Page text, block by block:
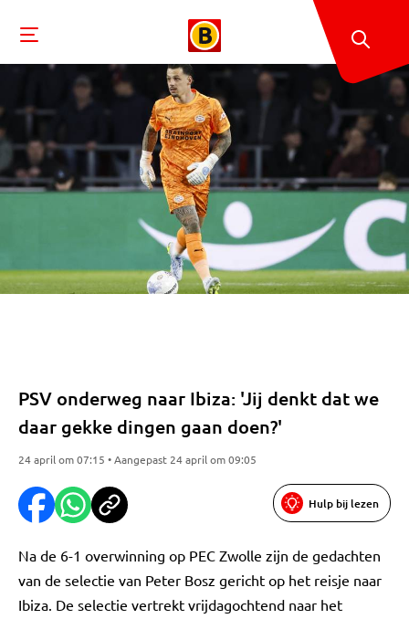
PSV onderweg naar Ibiza: 'Jij denkt dat we
daar gekke dingen gaan doen?'
24 april om 07:15 • Aangepast 24 april om 09:05
Hulp bij lezen
Na de 6-1 overwinning op PEC Zwolle zijn de gedachten
van de selectie van Peter Bosz gericht op het reisje naar
Ibiza. De selectie vertrekt vrijdagochtend naar het